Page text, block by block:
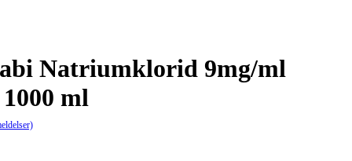
Natriumklorid 9mg/ml
ml